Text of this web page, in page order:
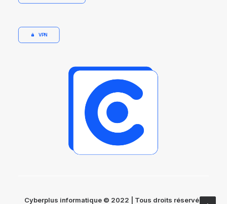
VPN
Cyberplus informatique © 2022 | Tous droits réservés